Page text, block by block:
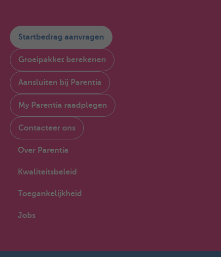
Startbedrag aanvragen
Groeipakket berekenen
Aansluiten bij Parentia
My Parentia raadplegen
Contacteer ons
Over Parentia
Kwaliteitsbeleid
Toegankelijkheid
Jobs